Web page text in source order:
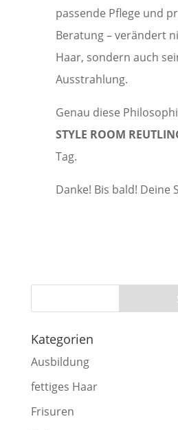
passende Pflege und
Beratung – verändert
Haar, sondern auch
Ausstrahlung.
Genau diese
STYLE ROOM
Tag.
Danke! Bis bald! Deine
Kategorien
Ausbildung
fettiges Haar
Frisuren